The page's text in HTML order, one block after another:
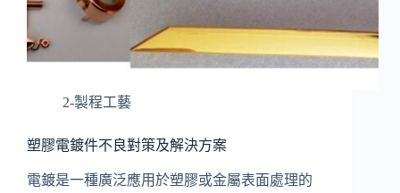
2-製程工藝
塑膠電鍍件不良對策及解決方案
電鍍是一種廣泛應用於塑膠或金屬表面處理的